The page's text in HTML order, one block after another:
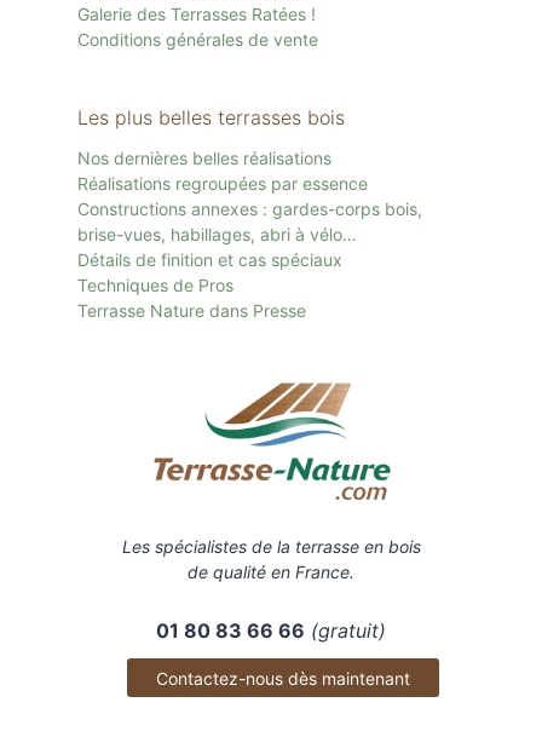
Galerie des Terrasses Ratées !
Conditions générales de vente
Les plus belles terrasses bois
Nos dernières belles réalisations
Réalisations regroupées par essence
Constructions annexes : gardes-corps bois,
brise-vues, habillages, abri à vélo…
Détails de finition et cas spéciaux
Techniques de Pros
Terrasse Nature dans Presse
Les spécialistes de la terrasse en bois
de qualité en France.
01 80 83 66 66 (gratuit)
Contactez-nous dès maintenant